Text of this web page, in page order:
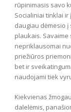
rūpinimasis savo
Socialiniai tinklai
daugiau dėmesio
plaukais.
nepriklausomai
priežiūros
bet ir
naudojami tiek
Kiekvienas
dalelėmis,